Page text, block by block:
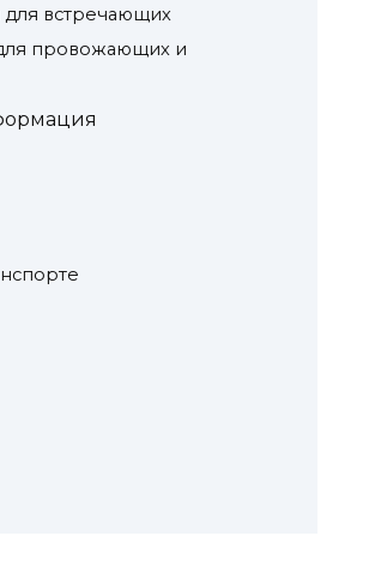
встречающих
провожающих и